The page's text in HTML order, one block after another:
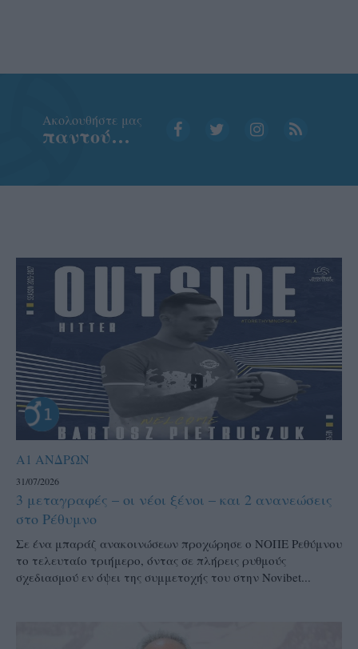
Aκολουθήστε μας
παντού…
Α1 ΑΝΔΡΩΝ
31/07/2026
3 μεταγραφές – οι νέοι ξένοι – και 2 ανανεώσεις
στο Ρέθυμνο
Σε ένα μπαράζ ανακοινώσεων προχώρησε ο ΝΟΠΕ Ρεθύμνου
το τελευταίο τριήμερο, όντας σε πλήρεις ρυθμούς
σχεδιασμού εν όψει της συμμετοχής του στην Novibet...